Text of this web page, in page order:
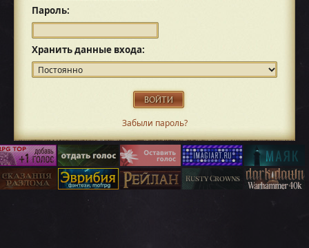
Пароль:
Хранить данные входа:
Забыли пароль?